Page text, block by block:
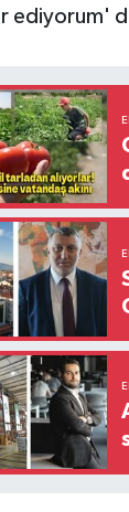
ediyorum'